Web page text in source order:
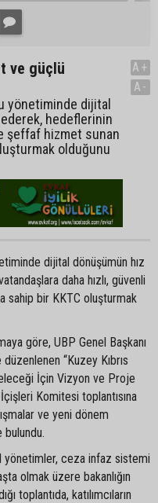
ve güçlü
yönetiminde dijital
ederek, hedeflerinin
şeffaf hizmet sunan
olduğunu
A+
A-
dijital dönüşümün hız
daha hızlı, güvenli
sahip bir KKTC oluşturmak
göre, UBP Genel Başkanı
“Kuzey Kıbrıs
İçin Vizyon ve Proje
Komitesi toplantısına
ve yeni dönem
yönetimler, ceza infaz sistemi
olmak üzere bakanlığın
toplantıda, katılımcıların